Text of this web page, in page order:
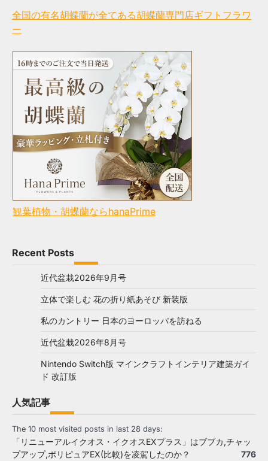
全国の有名胡蝶蘭が全てある胡蝶蘭専門店ギフトフラワ
ー
観葉植物・胡蝶蘭ならhanaPrime
Recent Posts
近代盆栽2026年9月号
立体で楽しむ 花の折り紙あそび 新装版
私のカントリー 日本のヨーロッパを訪ねる
近代盆栽2026年8月号
Nintendo Switch版 マインクラフトインテリア建築ガイ
ド 改訂版
人気記事
The 10 most visited posts in last 28 days:
「リニューアルイクオス・イクオスEXプラス」はブブカ,チャッ
プアップ,ポリピュアEX(比較)を凌駕したのか？
776